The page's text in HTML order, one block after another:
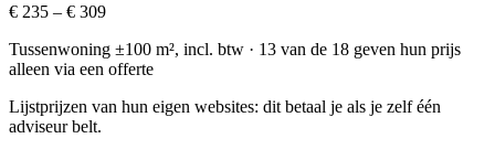
€ 235 – € 309
Tussenwoning ±100 m², incl. btw · 13 van de 18 geven hun prijs
alleen via een offerte
Lijstprijzen van hun eigen websites: dit betaal je als je zelf één
adviseur belt.